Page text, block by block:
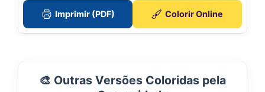
Imprimir (PDF) Colorir Online
🎨 Outras Versões Coloridas pela